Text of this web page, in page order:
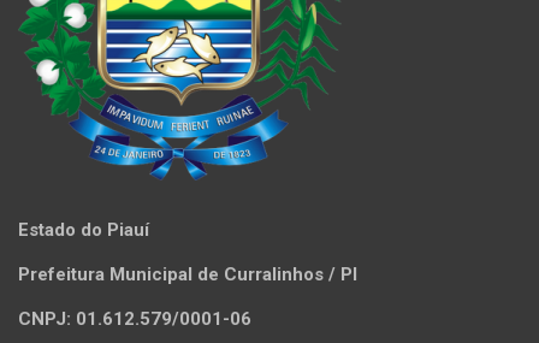
Estado do Piauí
Prefeitura Municipal de Curralinhos / PI
CNPJ: 01.612.579/0001-06